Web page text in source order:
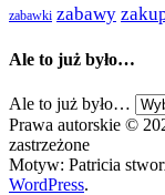
zabawki zabawy
Ale to już było…
Ale to już było…
Prawa autorskie ©
zastrzeżone
Motyw: Patricia
WordPress.